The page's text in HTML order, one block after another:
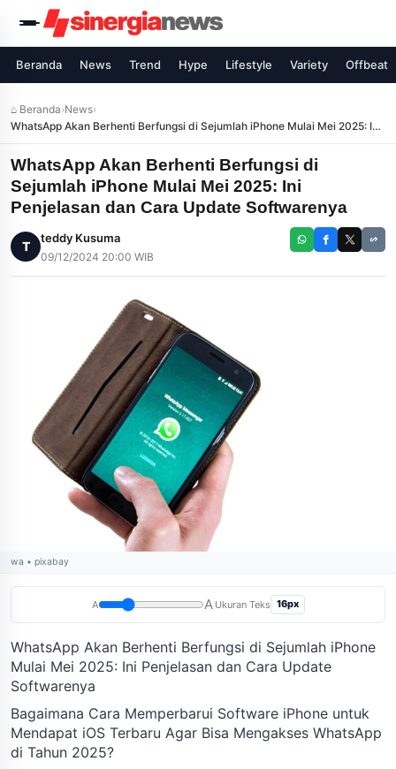
Beranda News Trend Hype Lifestyle Variety Offbeat
⌂ Beranda›News›
WhatsApp Akan Berhenti Berfungsi di Sejumlah iPhone Mulai Mei 2025: Ini
Penjelasan dan Cara Update Softwarenya
WhatsApp Akan Berhenti Berfungsi di
Sejumlah iPhone Mulai Mei 2025: Ini
Penjelasan dan Cara Update Softwarenya
T
teddy Kusuma
09/12/2024 20:00 WIB
wa • pixabay
A A Ukuran Teks 16px
WhatsApp Akan Berhenti Berfungsi di Sejumlah iPhone
Mulai Mei 2025: Ini Penjelasan dan Cara Update
Softwarenya
Bagaimana Cara Memperbarui Software iPhone untuk
Mendapat iOS Terbaru Agar Bisa Mengakses WhatsApp
di Tahun 2025?